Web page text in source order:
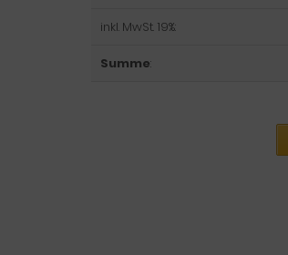
inkl. MwSt. 19%:
Summe: